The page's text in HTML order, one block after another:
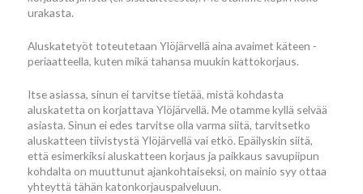
urakasta.
Aluskatetyöt toteutetaan Ylöjärvellä aina avaimet käteen -
periaatteella, kuten mikä tahansa muukin kattokorjaus.
Itse asiassa, sinun ei tarvitse tietää, mistä kohdasta
aluskatetta on korjattava Ylöjärvellä. Me otamme kyllä selvää
asiasta. Sinun ei edes tarvitse olla varma siitä, tarvitsetko
aluskatteen tiivistystä Ylöjärvellä vai etkö. Epäilyskin siitä,
että esimerkiksi aluskatteen korjaus ja paikkaus savupiipun
kohdalta on muuttunut ajankohtaiseksi, on mainio syy ottaa
yhteyttä tähän katonkorjauspalveluun.